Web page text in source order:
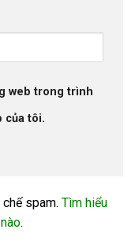
web trong trình
của tôi.
spam. Tìm hiểu
.